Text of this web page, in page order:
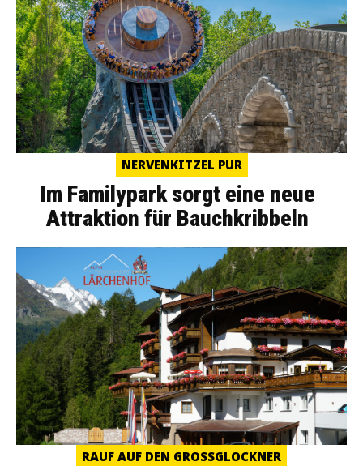
NERVENKITZEL PUR
Im Familypark sorgt eine neue
Attraktion für Bauchkribbeln
RAUF AUF DEN GROSSGLOCKNER